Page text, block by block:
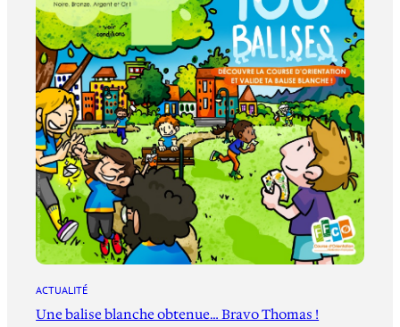
ACTUALITÉ
Une balise blanche obtenue… Bravo Thomas !